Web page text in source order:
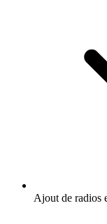
Ajout de radios